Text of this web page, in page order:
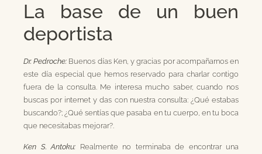
La base de un buen
deportista
Dr. Pedroche: Buenos días Ken, y gracias por acompañarnos en
este día especial que hemos reservado para charlar contigo
fuera de la consulta. Me interesa mucho saber, cuando nos
buscas por internet y das con nuestra consulta: ¿Qué estabas
buscando?; ¿Qué sentías que pasaba en tu cuerpo, en tu boca
que necesitabas mejorar?.
Ken S. Antoku: Realmente no terminaba de encontrar una